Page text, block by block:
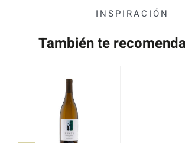
INSPIRACIÓN
También te